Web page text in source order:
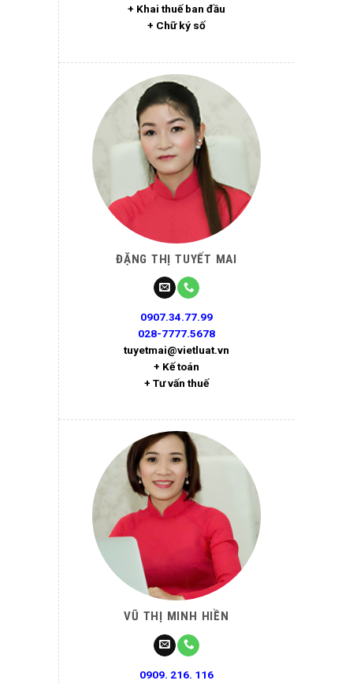
+ Khai thuế ban đầu
+ Chữ ký số
ĐẶNG THỊ TUYẾT MAI
0907.34.77.99
028-7777.5678
tuyetmai@vietluat.vn
+ Kế toán
+ Tư vấn thuế
VŨ THỊ MINH HIỀN
0909. 216. 116